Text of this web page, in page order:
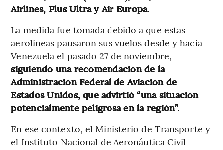
Airlines, Plus Ultra y Air Europa.
La medida fue tomada debido a que estas
aerolíneas pausaron sus vuelos desde y hacia
Venezuela el pasado 27 de noviembre,
siguiendo una recomendación de la
Administración Federal de Aviación de
Estados Unidos, que advirtió “una situación
potencialmente peligrosa en la región”.
En ese contexto, el Ministerio de Transporte y
el Instituto Nacional de Aeronáutica Civil